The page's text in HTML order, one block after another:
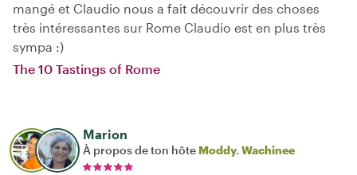
mangé et Claudio nous a fait découvrir des choses
très intéressantes sur Rome Claudio est en plus très
sympa :)
The 10 Tastings of Rome
Marion
À propos de ton hôte Moddy. Wachinee